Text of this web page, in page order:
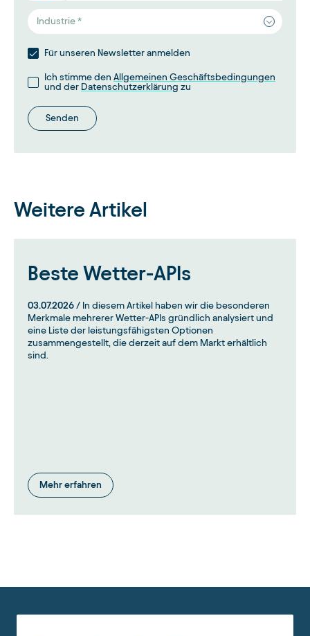
Industrie *
Für unseren Newsletter anmelden
Ich stimme den Allgemeinen Geschäftsbedingungen
und der Datenschutzerklärung zu
Senden
Weitere Artikel
Beste Wetter-APIs
03.07.2026 / In diesem Artikel haben wir die besonderen
Merkmale mehrerer Wetter-APIs gründlich analysiert und
eine Liste der leistungsfähigsten Optionen
zusammengestellt, die derzeit auf dem Markt erhältlich
sind.
Mehr erfahren